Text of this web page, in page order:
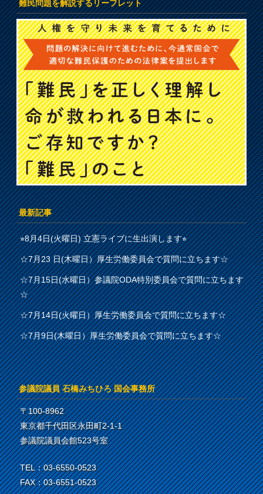
難民問題を解説するリーフレット
最新記事
⭐︎8月4日(火曜日) 立憲ライブに生出演します⭐︎
☆7月23 日(木曜日）厚生労働委員会で質問に立ちます☆
☆7月15日(水曜日）参議院ODA特別委員会で質問に立ちます
☆
☆7月14日(火曜日）厚生労働委員会で質問に立ちます☆
☆7月9日(木曜日）厚生労働委員会で質問に立ちます☆
参議院議員 石橋みちひろ 国会事務所
〒100-8962
東京都千代田区永田町2-1-1
参議院議員会館523号室
TEL：03-6550-0523
FAX：03-6551-0523